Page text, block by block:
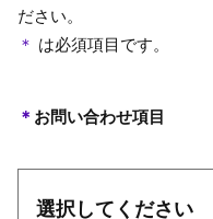
ださい。
＊ は必須項目です。
＊ お問い合わせ項目